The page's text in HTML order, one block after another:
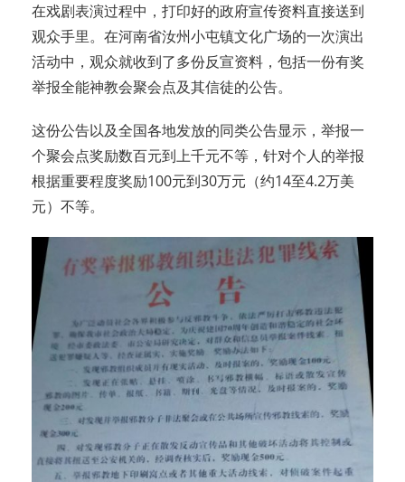
在戏剧表演过程中，打印好的政府宣传资料直接送到
观众手里。在河南省汝州小屯镇文化广场的一次演出
活动中，观众就收到了多份反宣资料，包括一份有奖
举报全能神教会聚会点及其信徒的公告。
这份公告以及全国各地发放的同类公告显示，举报一
个聚会点奖励数百元到上千元不等，针对个人的举报
根据重要程度奖励100元到30万元（约14至4.2万美
元）不等。